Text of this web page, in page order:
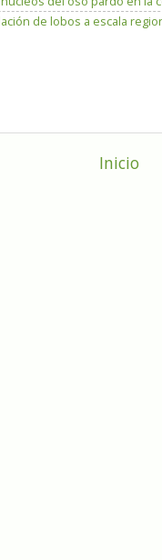
de lobos a escala
Inicio